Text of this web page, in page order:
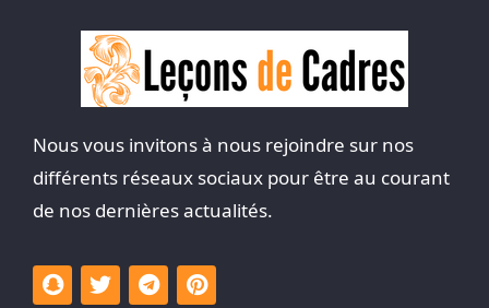
Nous vous invitons à nous rejoindre sur nos
différents réseaux sociaux pour être au courant
de nos dernières actualités.